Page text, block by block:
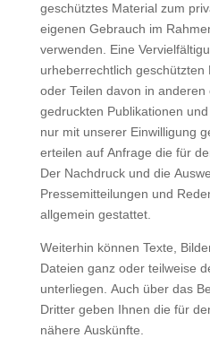
geschütztes Material zum
eigenen Gebrauch im
verwenden. Eine
urheberrechtlich geschützten
oder Teilen davon in
gedruckten Publikationen
nur mit unserer Einwilligung
erteilen auf Anfrage die für
Der Nachdruck und die
Pressemitteilungen und
allgemein gestattet.
Weiterhin können Texte,
Dateien ganz oder teilweise
unterliegen. Auch über das
Dritter geben Ihnen die für
nähere Auskünfte.